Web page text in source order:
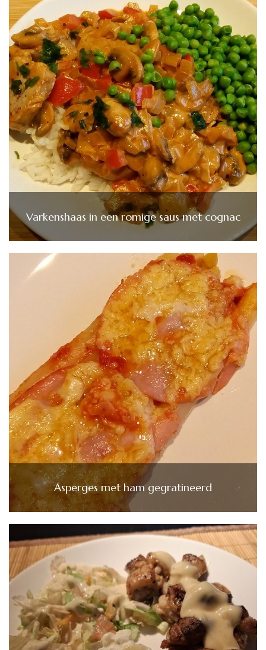
Varkenshaas in een romige saus met cognac
Asperges met ham gegratineerd